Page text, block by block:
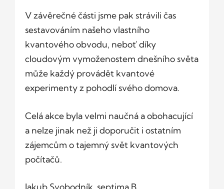
V závěrečné části jsme pak strávili čas
sestavováním našeho vlastního
kvantového obvodu, neboť díky
cloudovým vymoženostem dnešního světa
může každý provádět kvantové
experimenty z pohodlí svého domova.
Celá akce byla velmi naučná a obohacující
a nelze jinak než ji doporučit i ostatním
zájemcům o tajemný svět kvantových
počítačů.
Jakub Svobodník, septima B